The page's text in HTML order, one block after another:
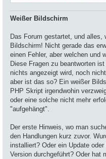
Weißer Bildschirm
Das Forum gestartet, und
Bildschirm! Nicht gerade das
einen Fehler, aber welchen und
Diese Fragen zu beantworten
nichts angezeigt wird, noch
aber ist das so? Ein weißer
PHP Skript irgendwohin
oder eine solche nicht mehr
"aufgehängt".
Der erste Hinweis, wo man
den Handlungen kurz zuvor.
installiert? Oder ein Update
Version durchgeführt? Oder hat